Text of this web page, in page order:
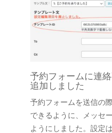
予約フォームに連
追加しました
予約フォームを送信の
できるように、メッセ
ようにしました。設定